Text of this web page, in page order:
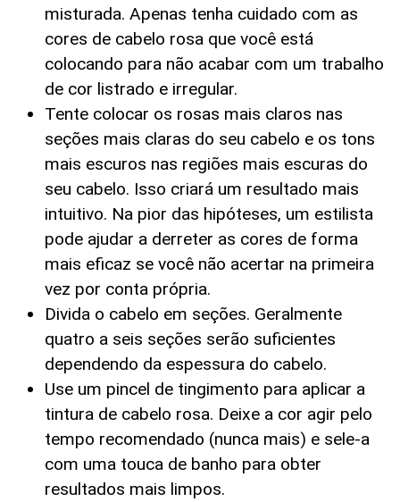
misturada. Apenas tenha cuidado com as
cores de cabelo rosa que você está
colocando para não acabar com um trabalho
de cor listrado e irregular.
Tente colocar os rosas mais claros nas
seções mais claras do seu cabelo e os tons
mais escuros nas regiões mais escuras do
seu cabelo. Isso criará um resultado mais
intuitivo. Na pior das hipóteses, um estilista
pode ajudar a derreter as cores de forma
mais eficaz se você não acertar na primeira
vez por conta própria.
Divida o cabelo em seções. Geralmente
quatro a seis seções serão suficientes
dependendo da espessura do cabelo.
Use um pincel de tingimento para aplicar a
tintura de cabelo rosa. Deixe a cor agir pelo
tempo recomendado (nunca mais) e sele-a
com uma touca de banho para obter
resultados mais limpos.